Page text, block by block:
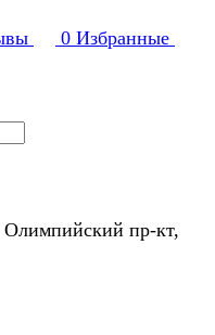
0 Избранные
пр-кт,